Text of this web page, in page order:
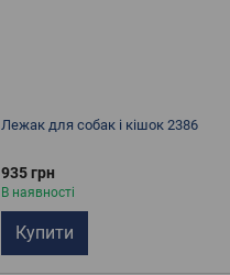
Лежак для собак і кішок 2386
935 грн
В наявності
Купити